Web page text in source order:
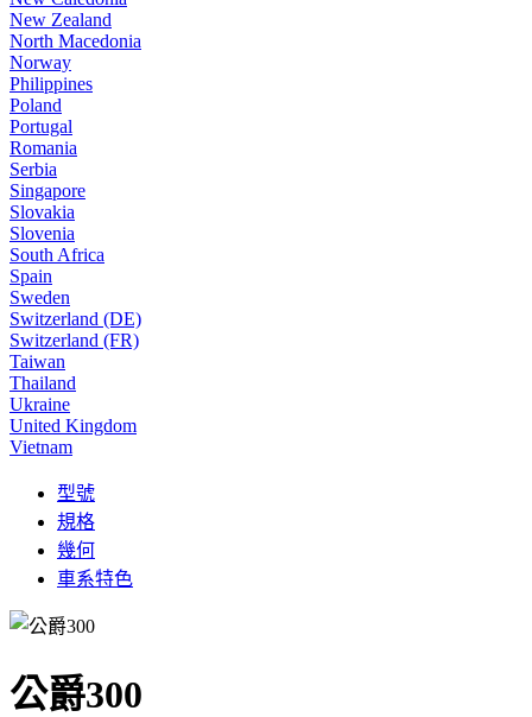
New Zealand
North Macedonia
Norway
Philippines
Poland
Portugal
Romania
Serbia
Singapore
Slovakia
Slovenia
South Africa
Spain
Sweden
Switzerland (DE)
Switzerland (FR)
Taiwan
Thailand
Ukraine
United Kingdom
Vietnam
型號
規格
幾何
車系特色
公爵300